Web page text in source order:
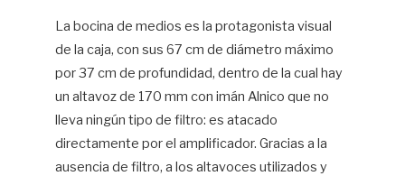
La bocina de medios es la protagonista visual
de la caja, con sus 67 cm de diámetro máximo
por 37 cm de profundidad, dentro de la cual hay
un altavoz de 170 mm con imán Alnico que no
lleva ningún tipo de filtro: es atacado
directamente por el amplificador. Gracias a la
ausencia de filtro, a los altavoces utilizados y